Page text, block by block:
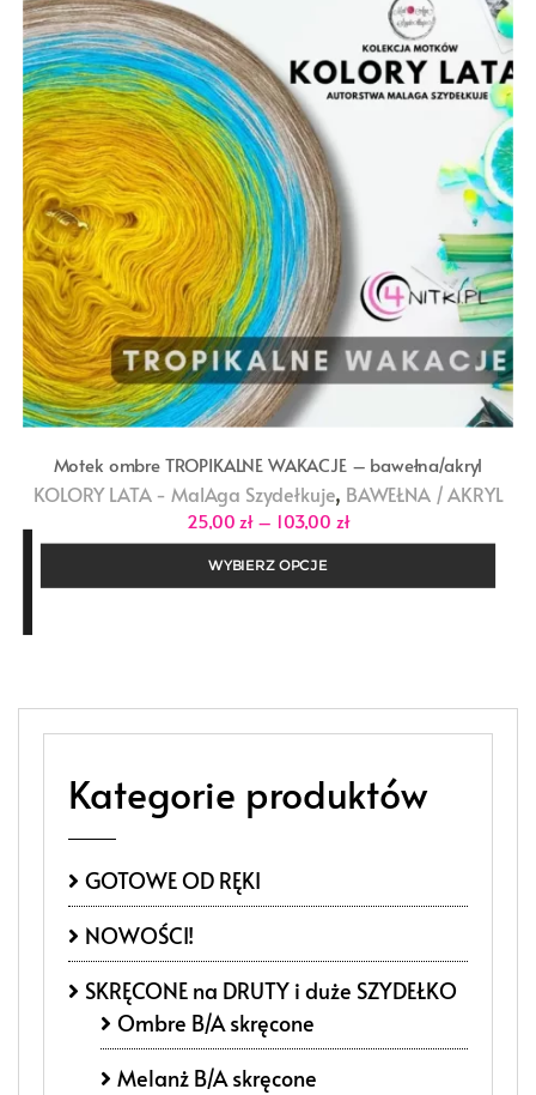
Motek ombre TROPIKALNE WAKACJE – bawełna/akryl
KOLORY LATA - MalAga Szydełkuje, BAWEŁNA / AKRYL
25,00 zł – 103,00 złZakres
cen:
do
WYBIERZ OPCJE
Kategorie produktów
GOTOWE OD RĘKI
NOWOŚCI!
SKRĘCONE na DRUTY i duże SZYDEŁKO
Ombre B/A skręcone
Melanż B/A skręcone